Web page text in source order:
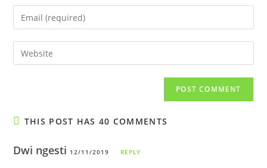
name
comment
Enter
your
email
address
Enter
your
THIS POST HAS 40 COMMENTS
Dwi ngesti 12/11/2019 REPLY